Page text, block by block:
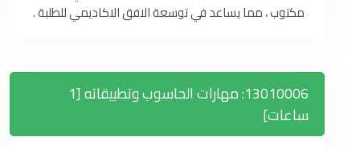
مكتوب ، مما يساعد في توسعة الافق الاكاديمي للطلبة .
13010006: مهارات الحاسوب وتطبيقاته [1
ساعات]